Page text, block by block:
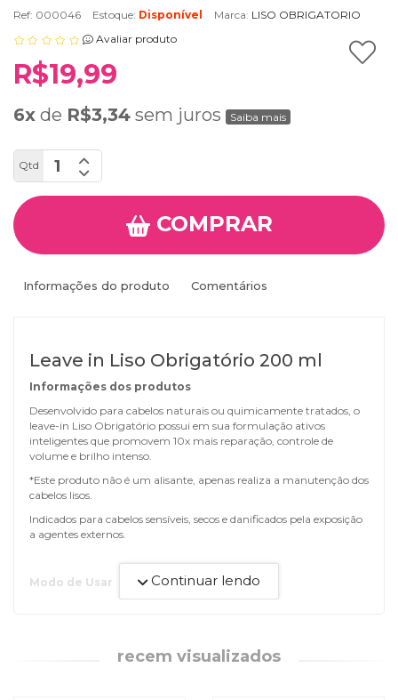
Ref: 000046 Estoque: Disponível Marca: LISO OBRIGATORIO
Avaliar produto
R$19,99
6x de R$3,34 sem juros Saiba mais
Qtd
COMPRAR
Informações do produto Comentários
Leave in Liso Obrigatório 200 ml
Informações dos produtos
Desenvolvido para cabelos naturais ou quimicamente tratados, o
leave-in Liso Obrigatório possui em sua formulação ativos
inteligentes que promovem 10x mais reparação, controle de
volume e brilho intenso.
*Este produto não é um alisante, apenas realiza a manutenção dos
cabelos lisos.
Indicados para cabelos sensíveis, secos e danificados pela exposição
a agentes externos.
Modo de Usar
Continuar lendo
recem visualizados